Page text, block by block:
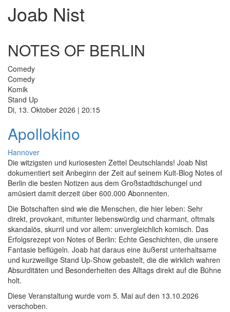
Joab Nist
NOTES OF BERLIN
Comedy
Comedy
Komik
Stand Up
Di, 13. Oktober 2026 | 20:15
Apollokino
Hannover
Die witzigsten und kuriosesten Zettel Deutschlands! Joab Nist
dokumentiert seit Anbeginn der Zeit auf seinem Kult-Blog Notes of
Berlin die besten Notizen aus dem Großstadtdschungel und
amüsiert damit derzeit über 600.000 Abonnenten.
Die Botschaften sind wie die Menschen, die hier leben: Sehr
direkt, provokant, mitunter liebenswürdig und charmant, oftmals
skandalös, skurril und vor allem: unvergleichlich komisch. Das
Erfolgsrezept von Notes of Berlin: Echte Geschichten, die unsere
Fantasie beflügeln. Joab hat daraus eine äußerst unterhaltsame
und kurzweilige Stand Up-Show gebastelt, die die wirklich wahren
Absurditäten und Besonderheiten des Alltags direkt auf die Bühne
holt.
Diese Veranstaltung wurde vom 5. Mai auf den 13.10.2026
verschoben.